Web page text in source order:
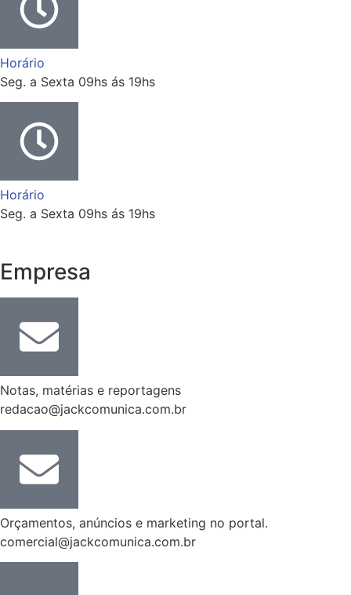
Horário
Seg. a Sexta 09hs ás 19hs
Horário
Seg. a Sexta 09hs ás 19hs
Empresa
Notas, matérias e reportagens
redacao@jackcomunica.com.br
Orçamentos, anúncios e marketing no portal.
comercial@jackcomunica.com.br